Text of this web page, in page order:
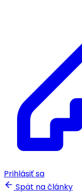
Prihlásiť sa
Spät na články